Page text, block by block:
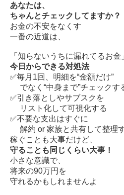
あなたは、
ちゃんとチェックしてますか？
お金の不安をなくす
一番の近道は、
「知らないうちに漏れてるお金
今日からできる対処法
✅毎月1回、明細を“金額だけ”
でなく“中身まで”チェックす
✅引き落としやサブスクを
リスト化して可視化する
✅不要な支出はすぐに
解約 or 家族と共有して整理
稼ぐことも大事だけど、
守ることも同じくらい大事！
小さな意識で、
将来の90万円を
守れるかもしれませんよ